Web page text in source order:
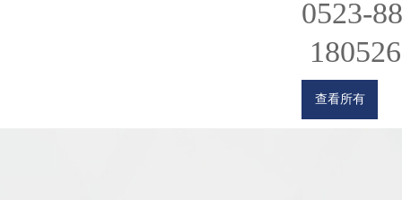
0523-
查看所有